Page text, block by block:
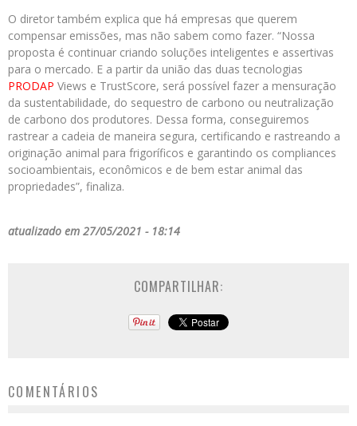
O diretor também explica que há empresas que querem
compensar emissões, mas não sabem como fazer. “Nossa
proposta é continuar criando soluções inteligentes e assertivas
para o mercado. E a partir da união das duas tecnologias
PRODAP Views e TrustScore, será possível fazer a mensuração
da sustentabilidade, do sequestro de carbono ou neutralização
de carbono dos produtores. Dessa forma, conseguiremos
rastrear a cadeia de maneira segura, certificando e rastreando a
originação animal para frigoríficos e garantindo os compliances
socioambientais, econômicos e de bem estar animal das
propriedades”, finaliza.
atualizado em 27/05/2021 - 18:14
COMPARTILHAR:
COMENTÁRIOS